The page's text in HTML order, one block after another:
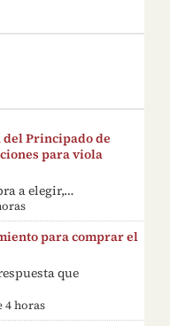
del Principado de
para viola
a elegir,…
para comprar el
que
4 horas